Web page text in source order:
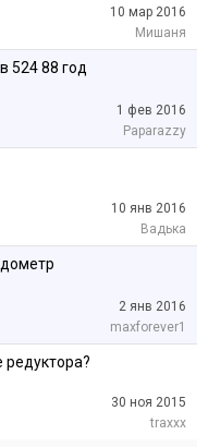
10 мар 2016
Мишаня
524 88 год
1 фев 2016
Paparazzy
10 янв 2016
Вадька
2 янв 2016
maxforever1
30 ноя 2015
traxxx